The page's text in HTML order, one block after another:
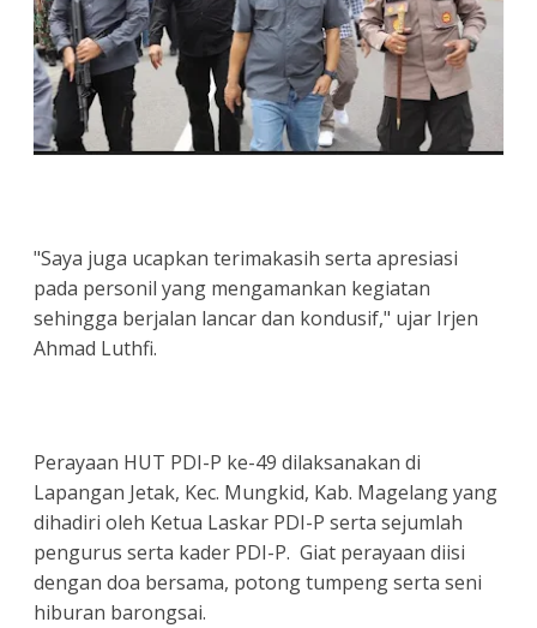
"Saya juga ucapkan terimakasih serta apresiasi
pada personil yang mengamankan kegiatan
sehingga berjalan lancar dan kondusif," ujar Irjen
Ahmad Luthfi.
Perayaan HUT PDI-P ke-49 dilaksanakan di
Lapangan Jetak, Kec. Mungkid, Kab. Magelang yang
dihadiri oleh Ketua Laskar PDI-P serta sejumlah
pengurus serta kader PDI-P. Giat perayaan diisi
dengan doa bersama, potong tumpeng serta seni
hiburan barongsai.